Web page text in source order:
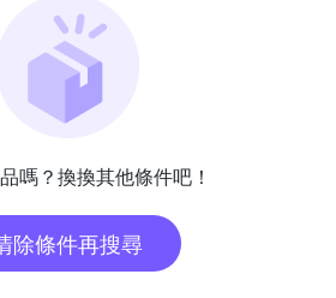
嗎？換換其他條件吧！
除條件再搜尋